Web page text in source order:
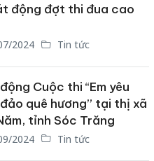
động đợt thi đua cao
2024 Tin tức
Cuộc thi “Em yêu
quê hương” tại thị xã
tỉnh Sóc Trăng
2024 Tin tức